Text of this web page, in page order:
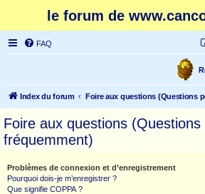
le forum de
FAQ
Index du forum Foire aux questions (Questions
Foire aux questions (Questions
fréquemment)
Problèmes de connexion et d’enregistrement
Pourquoi dois-je m’enregistrer ?
Que signifie COPPA ?